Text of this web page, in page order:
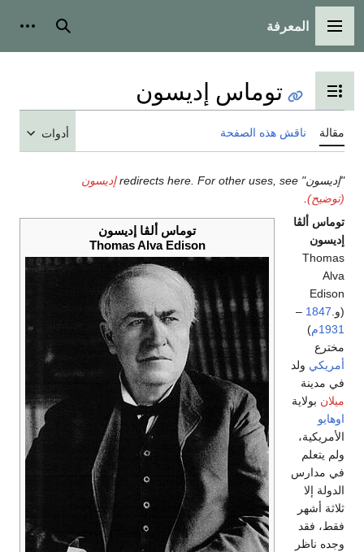
القائمة الرئيسية
المعرفة بحث
تبديل عرض جدول المحتويات
توماس إديسون
مقالة ناقش هذه الصفحة أدوات
"إديسون" redirects here. For other uses, see
إديسون
(توضيح)
توماس ألڤا إديسون
Thomas Alva Edison
توماس ألڤا
إديسون
Thomas
Alva
Edison
(و. 1847
–
1931م
)
مخترع
أمريكي ولد
في مدينة
ميلان بولاية
اوهايو
الأمريكية،
ولم يتعلم
في مدارس
الدولة إلا
ثلاثة أشهر
فقط، فقد
وجده ناظر